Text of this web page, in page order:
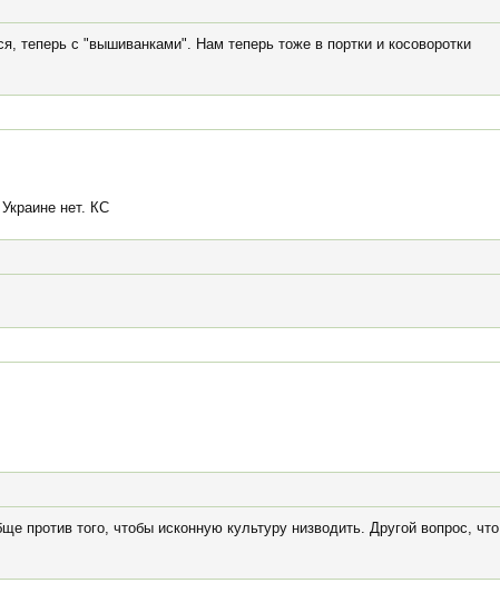
теперь с "вышиванками". Нам теперь тоже в портки и косоворотки
нет. КС
против того, чтобы исконную культуру низводить. Другой вопрос, что